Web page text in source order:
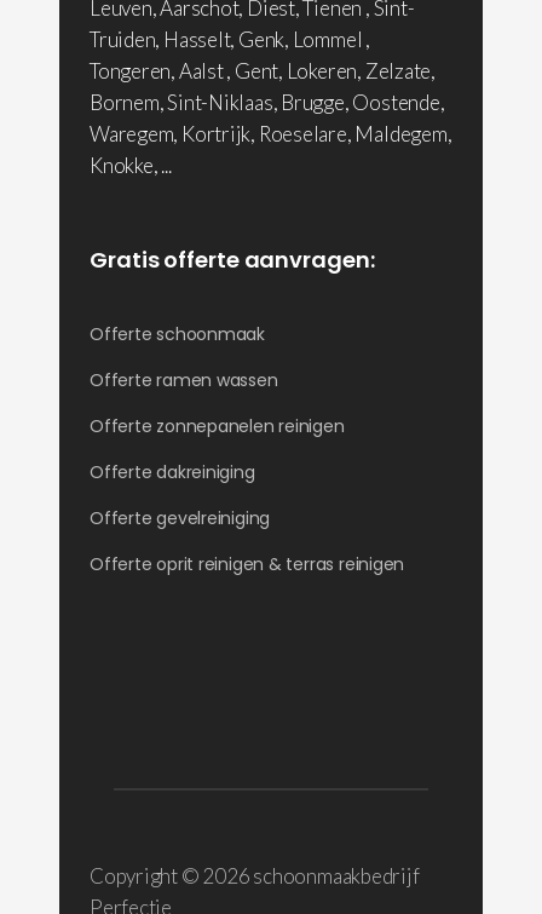
Leuven, Aarschot, Diest, Tienen , Sint-
Truiden, Hasselt, Genk, Lommel ,
Tongeren, Aalst , Gent, Lokeren, Zelzate,
Bornem, Sint-Niklaas, Brugge, Oostende,
Waregem, Kortrijk, Roeselare, Maldegem,
Knokke, ...
Gratis offerte aanvragen:
Offerte schoonmaak
Offerte ramen wassen
Offerte zonnepanelen reinigen
Offerte dakreiniging
Offerte gevelreiniging
Offerte oprit reinigen & terras reinigen
Copyright © 2026 schoonmaakbedrijf
Perfectie